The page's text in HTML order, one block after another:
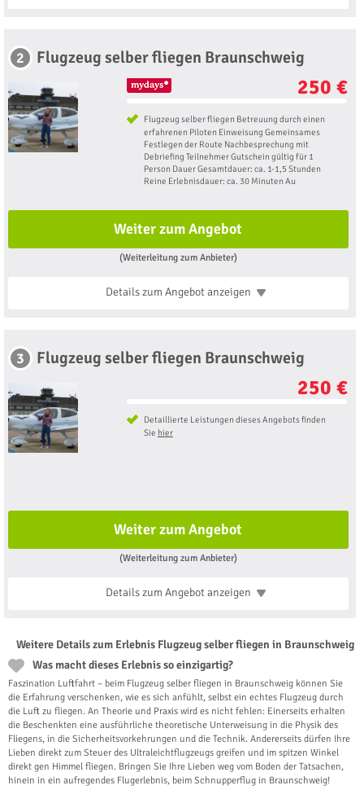
2 Flugzeug selber fliegen Braunschweig
250 €
Flugzeug selber fliegen Betreuung durch einen
erfahrenen Piloten Einweisung Gemeinsames
Festlegen der Route Nachbesprechung mit
Debriefing Teilnehmer Gutschein gültig für 1
Person Dauer Gesamtdauer: ca. 1-1,5 Stunden
Reine Erlebnisdauer: ca. 30 Minuten Au
Weiter zum Angebot
(Weiterleitung zum Anbieter)
Details zum Angebotanzeigen
3 Flugzeug selber fliegen Braunschweig
250 €
Detaillierte Leistungen dieses Angebots finden
Sie hier
Weiter zum Angebot
(Weiterleitung zum Anbieter)
Details zum Angebotanzeigen
Weitere Details zum Erlebnis Flugzeug selber fliegen in Braunschweig
Was macht dieses Erlebnis so einzigartig?
Faszination Luftfahrt – beim Flugzeug selber fliegen in Braunschweig können Sie
die Erfahrung verschenken, wie es sich anfühlt, selbst ein echtes Flugzeug durch
die Luft zu fliegen. An Theorie und Praxis wird es nicht fehlen: Einerseits erhalten
die Beschenkten eine ausführliche theoretische Unterweisung in die Physik des
Fliegens, in die Sicherheitsvorkehrungen und die Technik. Andererseits dürfen Ihre
Lieben direkt zum Steuer des Ultraleichtflugzeugs greifen und im spitzen Winkel
direkt gen Himmel fliegen. Bringen Sie Ihre Lieben weg vom Boden der Tatsachen,
hinein in ein aufregendes Flugerlebnis, beim Schnupperflug in Braunschweig!